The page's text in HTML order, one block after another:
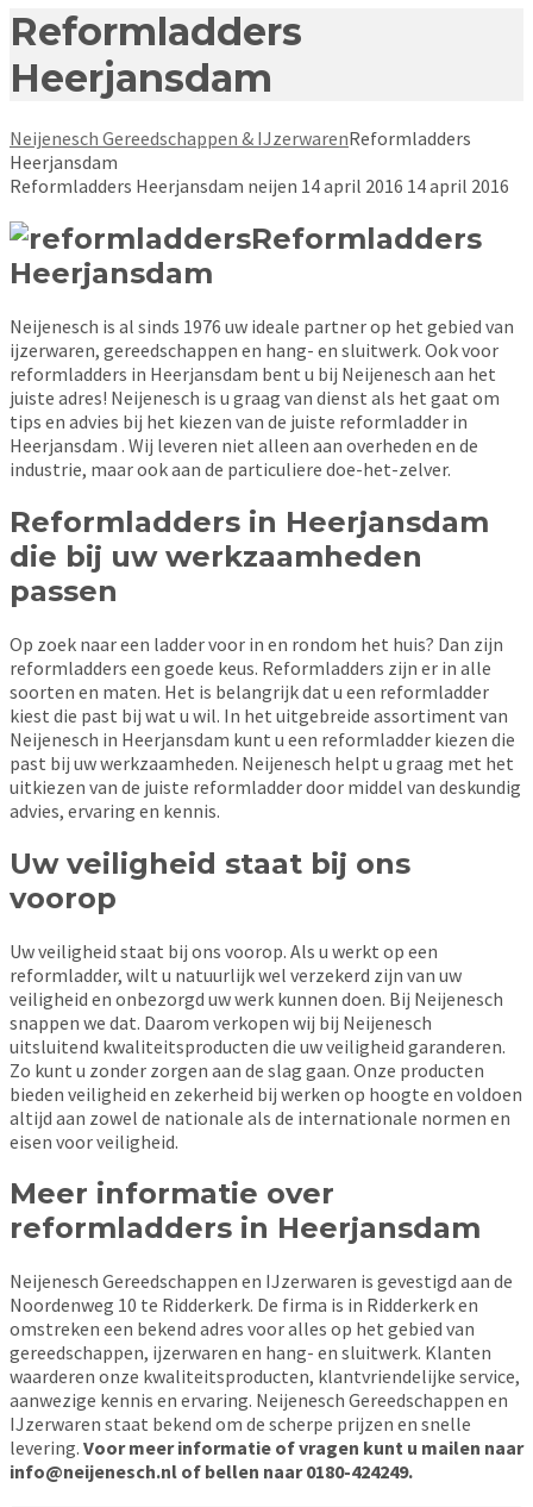
Reformladders
Heerjansdam
Neijenesch Gereedschappen & IJzerwarenReformladders
Heerjansdam
Reformladders Heerjansdam neijen 14 april 2016 14 april 2016
Reformladders
Heerjansdam
Neijenesch is al sinds 1976 uw ideale partner op het gebied van
ijzerwaren, gereedschappen en hang- en sluitwerk. Ook voor
reformladders in Heerjansdam bent u bij Neijenesch aan het
juiste adres! Neijenesch is u graag van dienst als het gaat om
tips en advies bij het kiezen van de juiste reformladder in
Heerjansdam . Wij leveren niet alleen aan overheden en de
industrie, maar ook aan de particuliere doe-het-zelver.
Reformladders in Heerjansdam
die bij uw werkzaamheden
passen
Op zoek naar een ladder voor in en rondom het huis? Dan zijn
reformladders een goede keus. Reformladders zijn er in alle
soorten en maten. Het is belangrijk dat u een reformladder
kiest die past bij wat u wil. In het uitgebreide assortiment van
Neijenesch in Heerjansdam kunt u een reformladder kiezen die
past bij uw werkzaamheden. Neijenesch helpt u graag met het
uitkiezen van de juiste reformladder door middel van deskundig
advies, ervaring en kennis.
Uw veiligheid staat bij ons
voorop
Uw veiligheid staat bij ons voorop. Als u werkt op een
reformladder, wilt u natuurlijk wel verzekerd zijn van uw
veiligheid en onbezorgd uw werk kunnen doen. Bij Neijenesch
snappen we dat. Daarom verkopen wij bij Neijenesch
uitsluitend kwaliteitsproducten die uw veiligheid garanderen.
Zo kunt u zonder zorgen aan de slag gaan. Onze producten
bieden veiligheid en zekerheid bij werken op hoogte en voldoen
altijd aan zowel de nationale als de internationale normen en
eisen voor veiligheid.
Meer informatie over
reformladders in Heerjansdam
Neijenesch Gereedschappen en IJzerwaren is gevestigd aan de
Noordenweg 10 te Ridderkerk. De firma is in Ridderkerk en
omstreken een bekend adres voor alles op het gebied van
gereedschappen, ijzerwaren en hang- en sluitwerk. Klanten
waarderen onze kwaliteitsproducten, klantvriendelijke service,
aanwezige kennis en ervaring. Neijenesch Gereedschappen en
IJzerwaren staat bekend om de scherpe prijzen en snelle
levering. Voor meer informatie of vragen kunt u mailen naar
info@neijenesch.nl of bellen naar 0180-424249.